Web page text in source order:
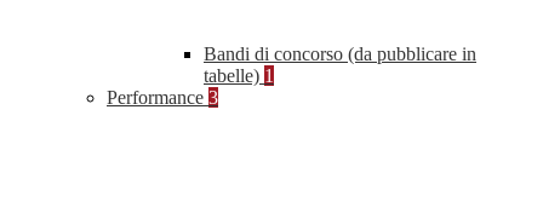
Bandi di concorso (da pubblicare in
tabelle) 1
Performance 3